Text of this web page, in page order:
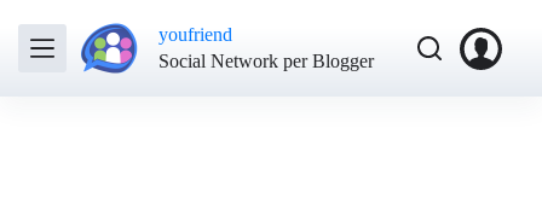
youfriend
Social Network per Blogger